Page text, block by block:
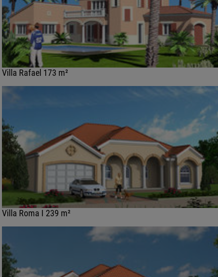
Villa Rafael 173 m²
Villa Roma I 239 m²